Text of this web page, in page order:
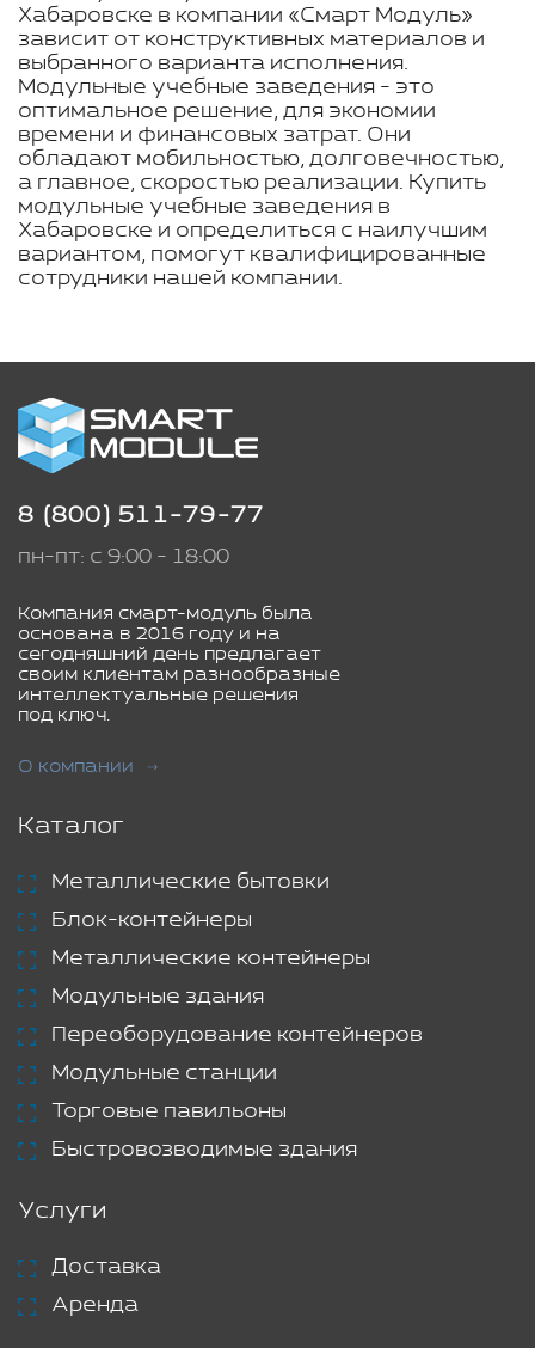
Хабаровске в компании «Смарт Модуль»
зависит от конструктивных материалов и
выбранного варианта исполнения.
Модульные учебные заведения - это
оптимальное решение, для экономии
времени и финансовых затрат. Они
обладают мобильностью, долговечностью,
а главное, скоростью реализации. Купить
модульные учебные заведения в
Хабаровске и определиться с наилучшим
вариантом, помогут квалифицированные
сотрудники нашей компании.
8 (800) 511-79-77
пн-пт: с 9:00 - 18:00
Компания смарт-модуль была
основана в 2016 году и на
сегодняшний день предлагает
своим клиентам разнообразные
интеллектуальные решения
под ключ.
О компании
Каталог
Металлические бытовки
Блок-контейнеры
Металлические контейнеры
Модульные здания
Переоборудование контейнеров
Модульные станции
Торговые павильоны
Быстровозводимые здания
Услуги
Доставка
Аренда